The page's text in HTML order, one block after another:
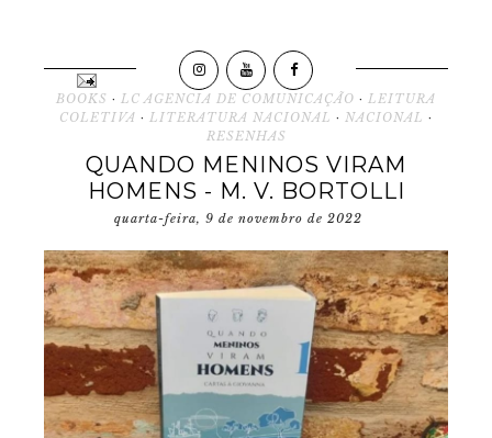
BOOKS · LC AGENCIA DE COMUNICAÇÃO · LEITURA
COLETIVA · LITERATURA NACIONAL · NACIONAL ·
RESENHAS
QUANDO MENINOS VIRAM
HOMENS - M. V. BORTOLLI
quarta-feira, 9 de novembro de 2022